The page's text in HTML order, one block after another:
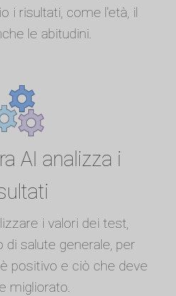
i risultati, come l'età, il
le abitudini.
AI analizza i
i valori dei test,
di salute generale, per
positivo e ciò che deve
migliorato.